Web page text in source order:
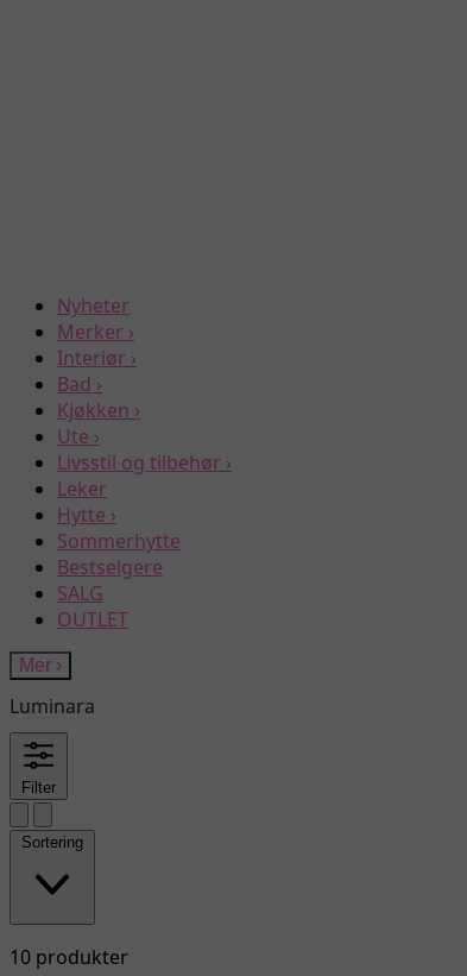
Nyheter
Merker ›
Interiør ›
Bad ›
Kjøkken ›
Ute ›
Livsstil og tilbehør ›
Leker
Hytte ›
Sommerhytte
Bestselgere
SALG
OUTLET
Mer ›
Luminara
Filter
Sortering
10 produkter